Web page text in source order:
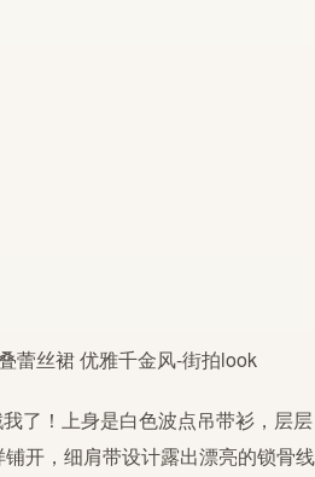
了！上身是白色波点吊带衫，层层
开，细肩带设计露出漂亮的锁骨线